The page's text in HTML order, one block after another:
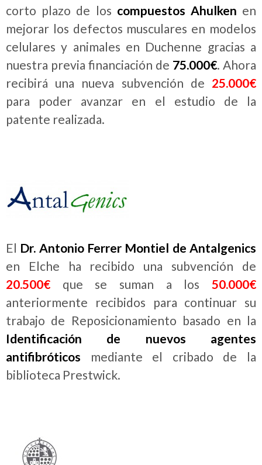
corto plazo de los compuestos Ahulken en
mejorar los defectos musculares en modelos
celulares y animales en Duchenne gracias a
nuestra previa financiación de 75.000€. Ahora
recibirá una nueva subvención de 25.000€
para poder avanzar en el estudio de la
patente realizada.
El Dr. Antonio Ferrer Montiel de Antalgenics
en Elche ha recibido una subvención de
20.500€ que se suman a los 50.000€
anteriormente recibidos para continuar su
trabajo de Reposicionamiento basado en la
Identificación de nuevos agentes
antifibróticos mediante el cribado de la
biblioteca Prestwick.